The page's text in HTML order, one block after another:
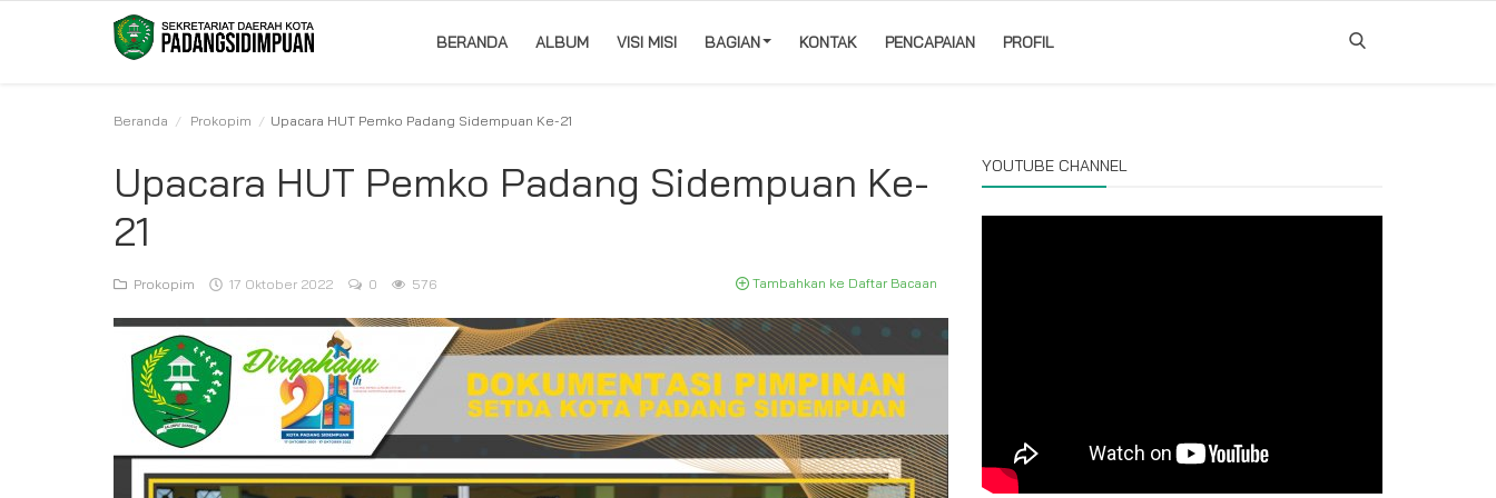
BERANDA ALBUM VISI MISI BAGIAN KONTAK PENCAPAIAN PROFIL
Beranda Prokopim Upacara HUT Pemko Padang Sidempuan Ke-21
Upacara HUT Pemko Padang Sidempuan Ke-
21
Prokopim 17 Oktober 2022 0 576 Tambahkan ke Daftar Bacaan
YOUTUBE CHANNEL